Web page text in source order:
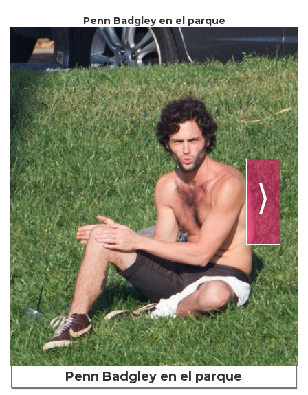
Penn Badgley en el parque
⟩
Penn Badgley en el parque